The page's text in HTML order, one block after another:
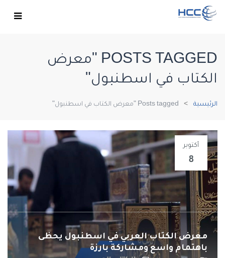
POSTS TAGGED "معرض
الكتاب في اسطنبول"
الرئيسية Posts tagged "معرض الكتاب في اسطنبول"
أكتوبر
8
معرض الكتاب العربي في اسطنبول يحظى
باهتمام واسع ومشاركة بارزة